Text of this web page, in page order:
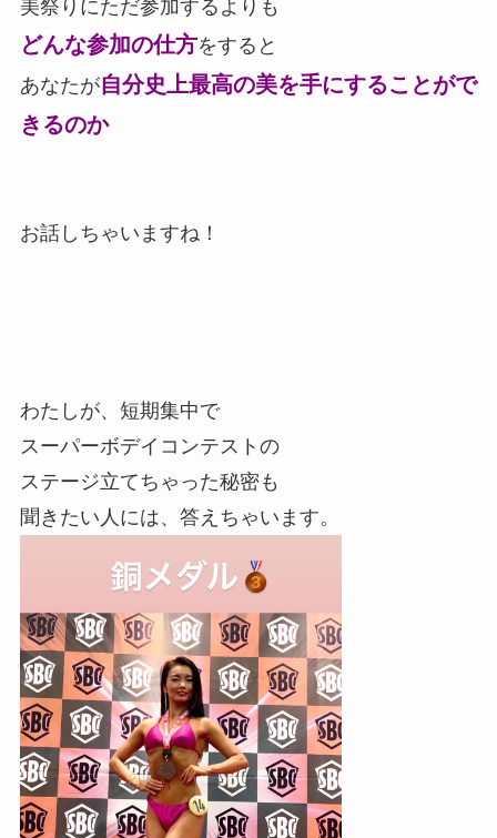
美祭りにただ参加するよりも
どんな参加の仕方をすると
あなたが自分史上最高の美を手にすることがで
きるのか
お話しちゃいますね！
わたしが、短期集中で
スーパーボデイコンテストの
ステージ立てちゃった秘密も
聞きたい人には、答えちゃいます。